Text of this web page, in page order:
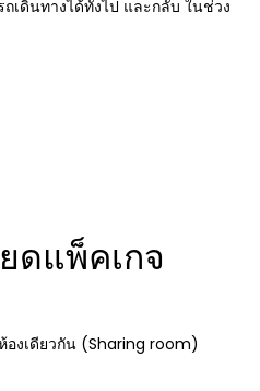
ดินทางได้ทั้งไป และกลับ ในช่วง
ดแพ็คเกจ
งเดียวกัน (Sharing room)